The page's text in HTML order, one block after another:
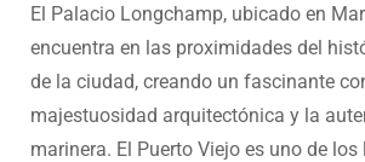
El Palacio Longchamp, ubicado en
encuentra en las proximidades del
de la ciudad, creando un fascinante
majestuosidad arquitectónica y la
marinera. El Puerto Viejo es uno de